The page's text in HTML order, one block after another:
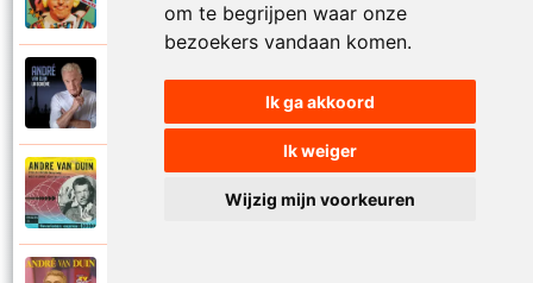
om te begrijpen waar onze
bezoekers vandaan komen.
Ik ga akkoord
Ik weiger
Wijzig mijn voorkeuren
Andre Van Duin
Stoelen stoelen